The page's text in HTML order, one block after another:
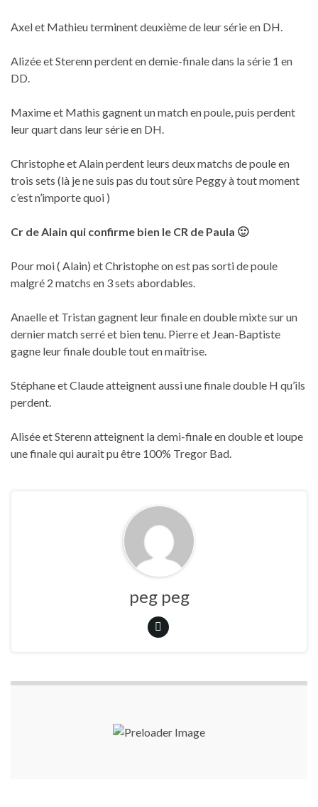
Axel et Mathieu terminent deuxième de leur série en DH.
Alizée et Sterenn perdent en demie-finale dans la série 1 en
DD.
Maxime et Mathis gagnent un match en poule, puis perdent
leur quart dans leur série en DH.
Christophe et Alain perdent leurs deux matchs de poule en
trois sets (là je ne suis pas du tout sûre Peggy à tout moment
c’est n’importe quoi )
Cr de Alain qui confirme bien le CR de Paula 🙂
Pour moi ( Alain) et Christophe on est pas sorti de poule
malgré 2 matchs en 3 sets abordables.
Anaelle et Tristan gagnent leur finale en double mixte sur un
dernier match serré et bien tenu. Pierre et Jean-Baptiste
gagne leur finale double tout en maîtrise.
Stéphane et Claude atteignent aussi une finale double H qu’ils
perdent.
Alisée et Sterenn atteignent la demi-finale en double et loupe
une finale qui aurait pu être 100% Tregor Bad.
peg peg